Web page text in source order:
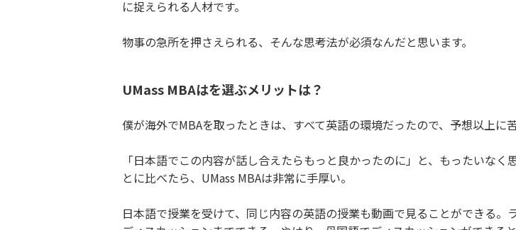
に捉えられる人材です。
物事の急所を押さえられる、そんな思考法が必須なんだと思います。
UMass MBAはを選ぶメリットは？
僕が海外でMBAを取ったときは、すべて英語の環境だったので、予想以上に
「日本語でこの内容が話し合えたらもっと良かったのに」と、もったいな
とに比べたら、UMass MBAは非常に手厚い。
日本語で授業を受けて、同じ内容の英語の授業も動画で見ることができる。